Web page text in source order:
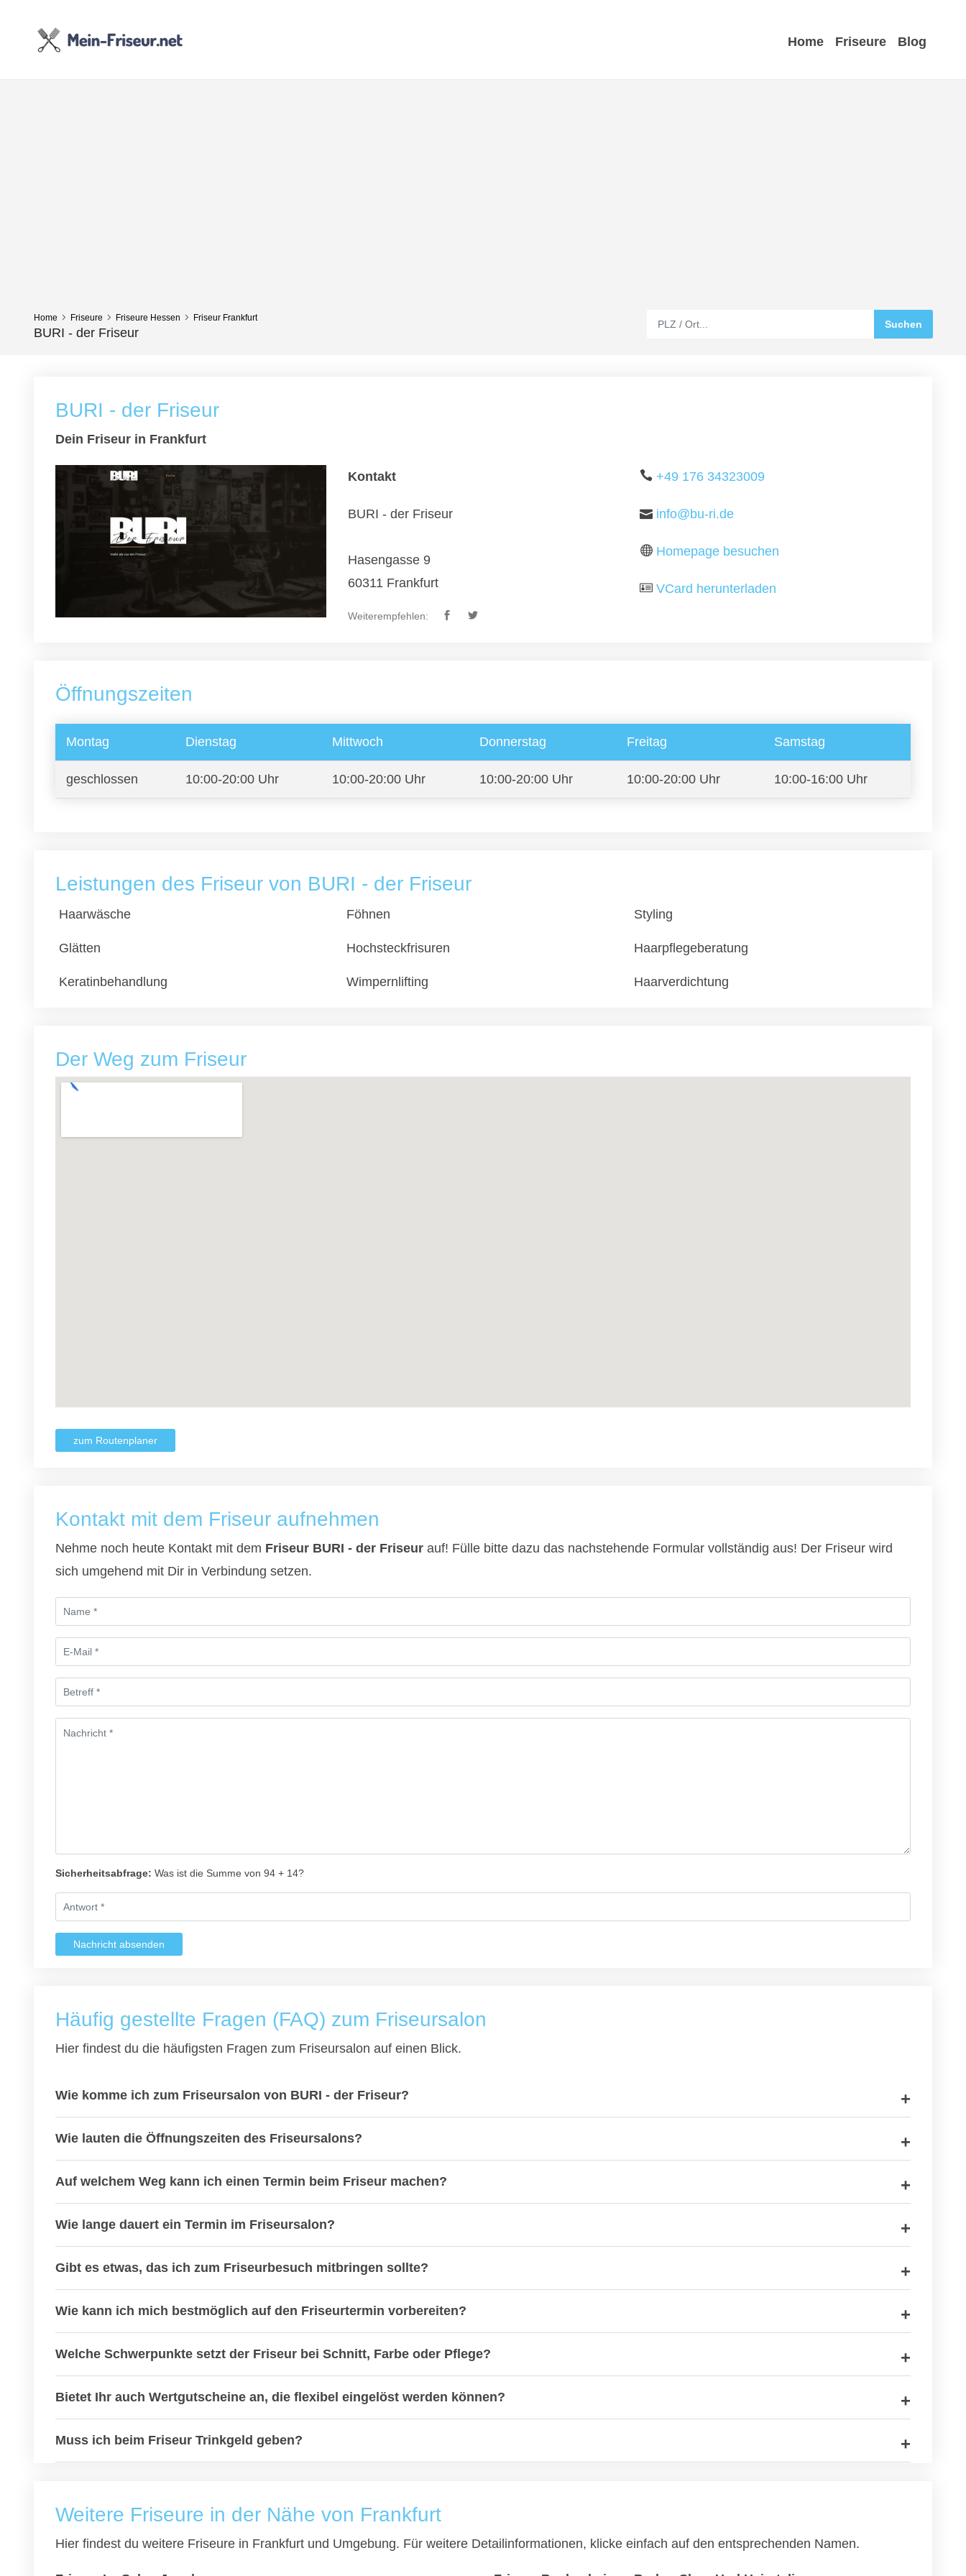
Home Friseure Blog
Home Friseure Friseure Hessen Friseur Frankfurt
BURI - der Friseur
BURI - der Friseur
Dein Friseur in Frankfurt
Kontakt
BURI - der Friseur
Hasengasse 9
60311 Frankfurt
Weiterempfehlen:
+49 176 34323009
info@bu-ri.de
Homepage besuchen
VCard herunterladen
Öffnungszeiten
Montag Dienstag Mittwoch Donnerstag Freitag Samstag
geschlossen 10:00-20:00 Uhr 10:00-20:00 Uhr 10:00-20:00 Uhr 10:00-20:00 Uhr 10:00-16:00 Uhr
Leistungen des Friseur von BURI - der Friseur
Haarwäsche Föhnen Styling
Glätten Hochsteckfrisuren Haarpflegeberatung
Keratinbehandlung Wimpernlifting Haarverdichtung
Der Weg zum Friseur
zum Routenplaner
Kontakt mit dem Friseur aufnehmen
Nehme noch heute Kontakt mit dem Friseur BURI - der Friseur auf! Fülle bitte dazu das nachstehende Formular vollständig aus! Der Friseur wird
sich umgehend mit Dir in Verbindung setzen.
Sicherheitsabfrage: Was ist die Summe von 94 + 14?
Nachricht absenden
Häufig gestellte Fragen (FAQ) zum Friseursalon
Hier findest du die häufigsten Fragen zum Friseursalon auf einen Blick.
Wie komme ich zum Friseursalon von BURI - der Friseur?
Wie lauten die Öffnungszeiten des Friseursalons?
Auf welchem Weg kann ich einen Termin beim Friseur machen?
Wie lange dauert ein Termin im Friseursalon?
Gibt es etwas, das ich zum Friseurbesuch mitbringen sollte?
Wie kann ich mich bestmöglich auf den Friseurtermin vorbereiten?
Welche Schwerpunkte setzt der Friseur bei Schnitt, Farbe oder Pflege?
Bietet Ihr auch Wertgutscheine an, die flexibel eingelöst werden können?
Muss ich beim Friseur Trinkgeld geben?
Weitere Friseure in der Nähe von Frankfurt
Hier findest du weitere Friseure in Frankfurt und Umgebung. Für weitere Detailinformationen, klicke einfach auf den entsprechenden Namen.